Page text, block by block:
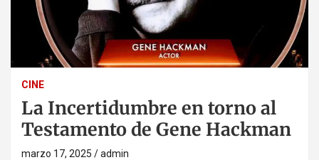
CINE
La Incertidumbre en torno al
Testamento de Gene Hackman
marzo 17, 2025 admin